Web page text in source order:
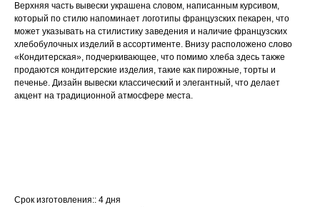
Верхняя часть вывески украшена словом, написанным курсивом,
который по стилю напоминает логотипы французских пекарен, что
может указывать на стилистику заведения и наличие французских
хлебобулочных изделий в ассортименте. Внизу расположено слово
«Кондитерская», подчеркивающее, что помимо хлеба здесь также
продаются кондитерские изделия, такие как пирожные, торты и
печенье. Дизайн вывески классический и элегантный, что делает
акцент на традиционной атмосфере места.
Срок изготовления:: 4 дня